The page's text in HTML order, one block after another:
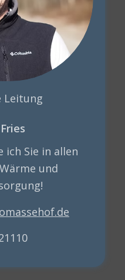
Leitung
ich Sie in allen
und